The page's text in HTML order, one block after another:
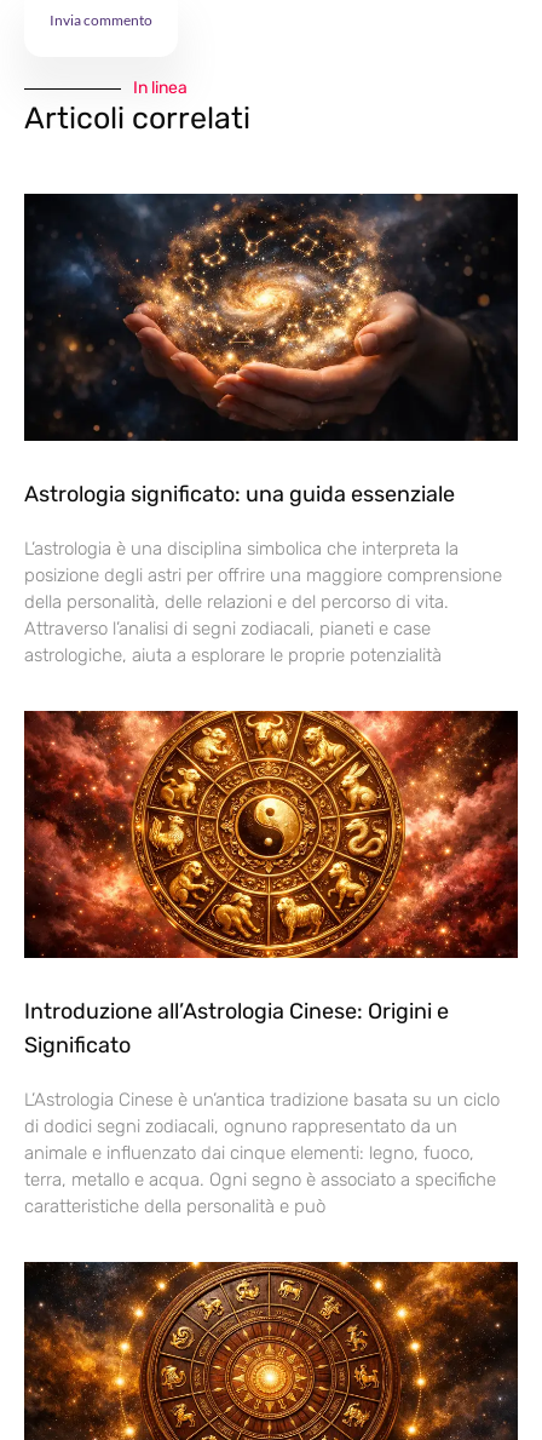
In linea
Articoli correlati
Astrologia significato: una guida essenziale
L’astrologia è una disciplina simbolica che interpreta la
posizione degli astri per offrire una maggiore comprensione
della personalità, delle relazioni e del percorso di vita.
Attraverso l’analisi di segni zodiacali, pianeti e case
astrologiche, aiuta a esplorare le proprie potenzialità
Introduzione all’Astrologia Cinese: Origini e
Significato
L’Astrologia Cinese è un’antica tradizione basata su un ciclo
di dodici segni zodiacali, ognuno rappresentato da un
animale e influenzato dai cinque elementi: legno, fuoco,
terra, metallo e acqua. Ogni segno è associato a specifiche
caratteristiche della personalità e può